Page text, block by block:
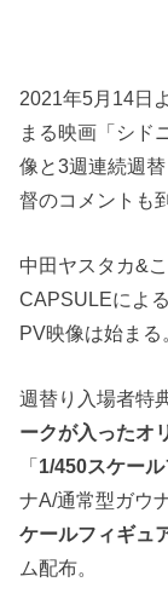
2021年5月14日
まる映画「シド
像と3週連続週
督のコメントも
中田ヤスタカ&
CAPSULEによ
PV映像は始まる
週替り入場者特
ークが入ったオ
「1/450スケー
ナA/通常型ガウ
ケールフィギュ
ム配布。